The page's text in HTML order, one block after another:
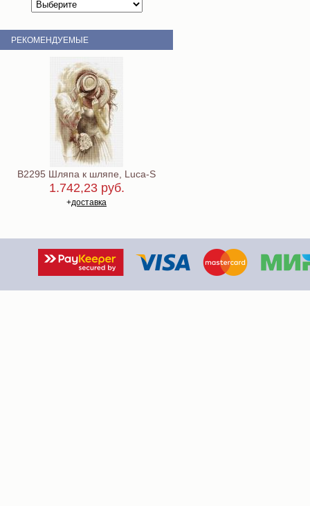
РЕКОМЕНДУЕМЫЕ
B2295 Шляпа к шляпе, Luca-S
1.742,23 руб.
+доставка